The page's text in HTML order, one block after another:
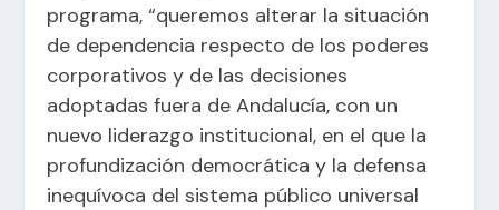
programa, “queremos alterar la situación
de dependencia respecto de los poderes
corporativos y de las decisiones
adoptadas fuera de Andalucía, con un
nuevo liderazgo institucional, en el que la
profundización democrática y la defensa
inequívoca del sistema público universal